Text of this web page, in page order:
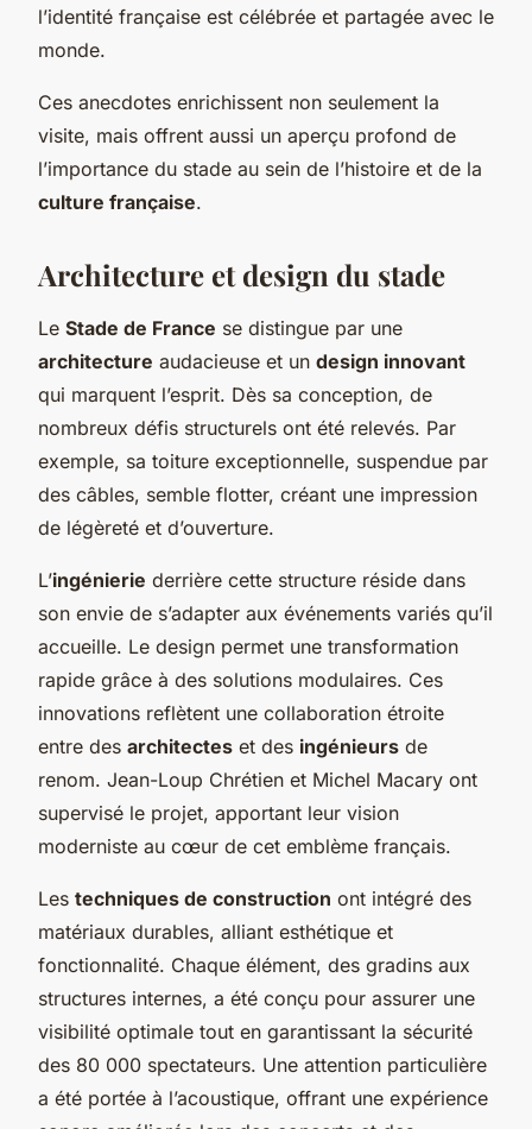
l’identité française est célébrée et partagée avec le
monde.
Ces anecdotes enrichissent non seulement la
visite, mais offrent aussi un aperçu profond de
l’importance du stade au sein de l’histoire et de la
culture française.
Architecture et design du stade
Le Stade de France se distingue par une
architecture audacieuse et un design innovant
qui marquent l’esprit. Dès sa conception, de
nombreux défis structurels ont été relevés. Par
exemple, sa toiture exceptionnelle, suspendue par
des câbles, semble flotter, créant une impression
de légèreté et d’ouverture.
L’ingénierie derrière cette structure réside dans
son envie de s’adapter aux événements variés qu’il
accueille. Le design permet une transformation
rapide grâce à des solutions modulaires. Ces
innovations reflètent une collaboration étroite
entre des architectes et des ingénieurs de
renom. Jean-Loup Chrétien et Michel Macary ont
supervisé le projet, apportant leur vision
moderniste au cœur de cet emblème français.
Les techniques de construction ont intégré des
matériaux durables, alliant esthétique et
fonctionnalité. Chaque élément, des gradins aux
structures internes, a été conçu pour assurer une
visibilité optimale tout en garantissant la sécurité
des 80 000 spectateurs. Une attention particulière
a été portée à l’acoustique, offrant une expérience